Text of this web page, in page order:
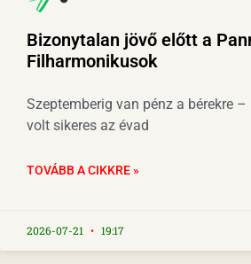
Bizonytalan jövő előtt a
Filharmonikusok
Szeptemberig van pénz a bérekre –
volt sikeres az évad
TOVÁBB A CIKKRE »
2026-07-21 19:17